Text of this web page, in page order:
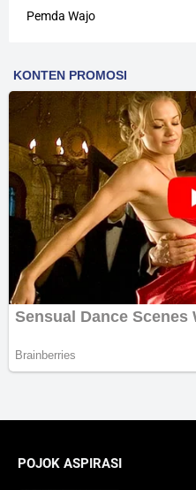
Pemda Wajo
POJOK ASPIRASI